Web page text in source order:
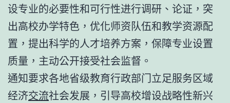
设专业的必要性和可行性进行调研、论证，突
出高校办学特色，优化师资队伍和教学资源配
置，提出科学的人才培养方案，保障专业设置
质量，主动公开接受社会监督。
通知要求各地省级教育行政部门立足服务区域
经济交流社会发展，引导高校增设战略性新兴